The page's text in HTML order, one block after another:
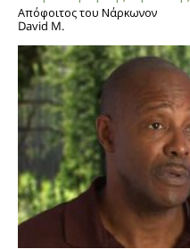
Απόφοιτος του Νάρκωνον
David M.